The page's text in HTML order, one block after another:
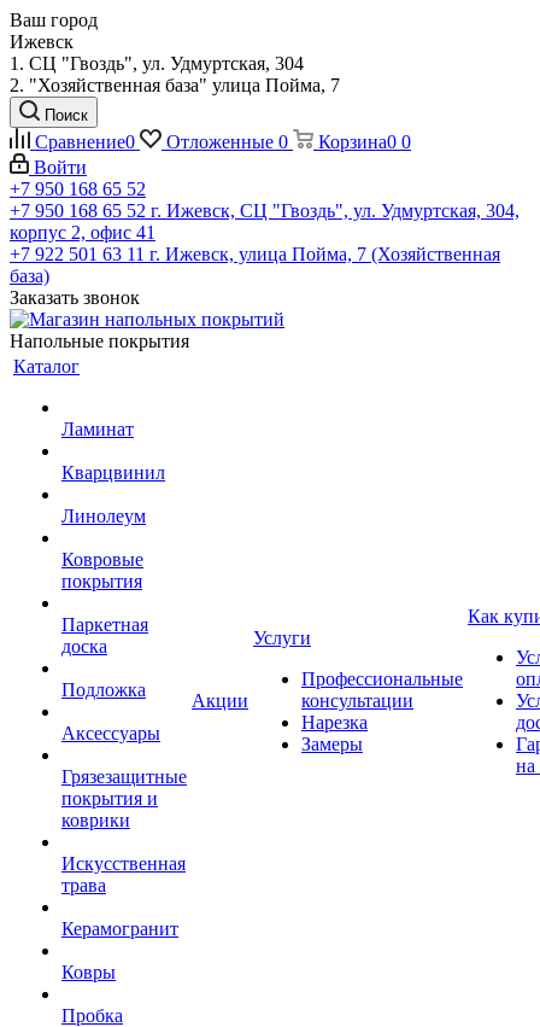
Ваш город
Ижевск
1. СЦ "Гвоздь", ул. Удмуртская, 304
2. "Хозяйственная база" улица Пойма, 7
Поиск
Сравнение0 Отложенные 0 Корзина0 0
Войти
+7 950 168 65 52
+7 950 168 65 52 г. Ижевск, СЦ "Гвоздь", ул. Удмуртская, 304,
корпус 2, офис 41
+7 922 501 63 11 г. Ижевск, улица Пойма, 7 (Хозяйственная
база)
Заказать звонок
Напольные покрытия
Каталог
Ламинат
Кварцвинил
Линолеум
Ковровые
покрытия
Паркетная
доска
Подложка
Аксессуары
Грязезащитные
покрытия и
коврики
Искусственная
трава
Керамогранит
Ковры
Пробка
Акции
Услуги
Профессиональные
консультации
Нарезка
Замеры
Как
на